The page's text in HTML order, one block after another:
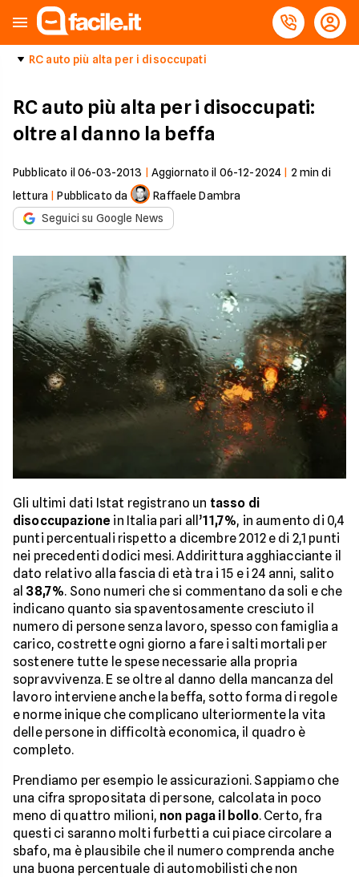
RC auto più alta per i disoccupati
RC auto più alta per i disoccupati:
oltre al danno la beffa
Pubblicato il 06-03-2013 Aggiornato il 06-12-2024 2 min di
lettura |Pubblicato da
Raffaele Dambra
Seguici su Google News
Gli ultimi dati Istat registrano un tasso di
disoccupazione in Italia pari all’11,7%, in aumento di 0,4
punti percentuali rispetto a dicembre 2012 e di 2,1 punti
nei precedenti dodici mesi. Addirittura agghiacciante il
dato relativo alla fascia di età tra i 15 e i 24 anni, salito
al 38,7%. Sono numeri che si commentano da soli e che
indicano quanto sia spaventosamente cresciuto il
numero di persone senza lavoro, spesso con famiglia a
carico, costrette ogni giorno a fare i salti mortali per
sostenere tutte le spese necessarie alla propria
sopravvivenza. E se oltre al danno della mancanza del
lavoro interviene anche la beffa, sotto forma di regole
e norme inique che complicano ulteriormente la vita
delle persone in difficoltà economica, il quadro è
completo.
Prendiamo per esempio le assicurazioni. Sappiamo che
una cifra spropositata di persone, calcolata in poco
meno di quattro milioni, non paga il bollo. Certo, fra
questi ci saranno molti furbetti a cui piace circolare a
sbafo, ma è plausibile che il numero comprenda anche
una buona percentuale di automobilisti che non